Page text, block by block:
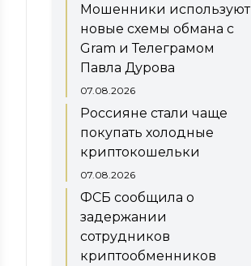
Мошенники используют
новые схемы обмана с
Gram и Телеграмом
Павла Дурова
07.08.2026
Россияне стали чаще
покупать холодные
криптокошельки
07.08.2026
ФСБ сообщила о
задержании
сотрудников
криптообменников